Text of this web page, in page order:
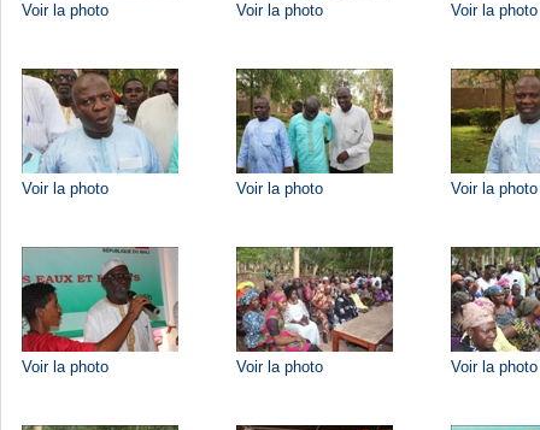
Voir la photo Voir la photo Voir la photo
Voir la photo Voir la photo Voir la photo
Voir la photo Voir la photo Voir la photo